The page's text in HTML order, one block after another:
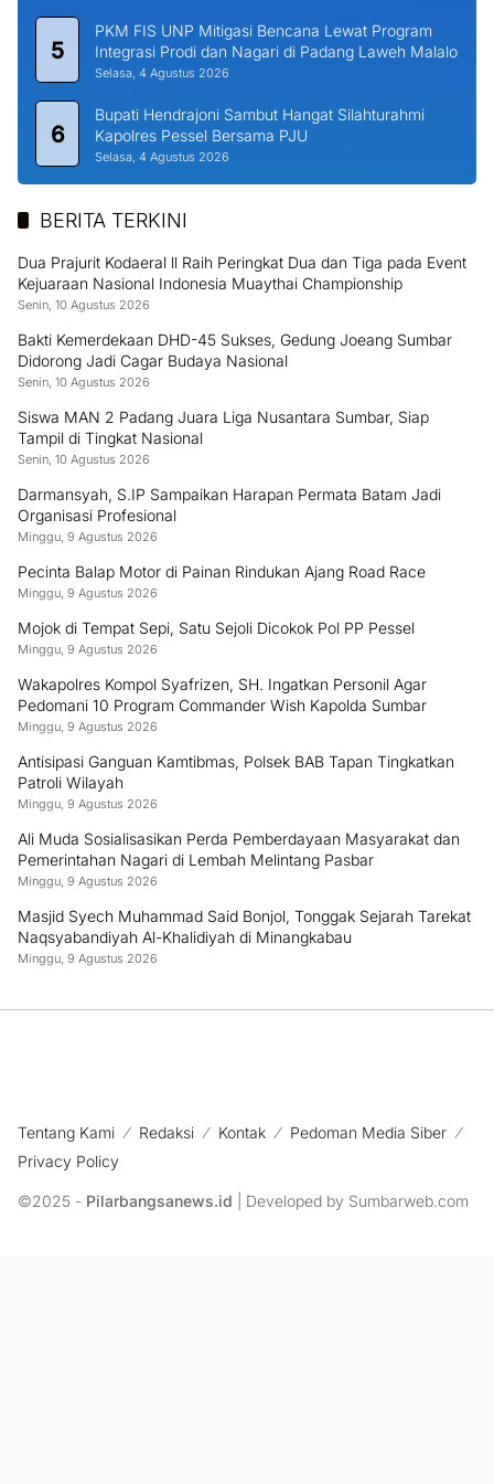
5
PKM FIS UNP Mitigasi Bencana Lewat Program
Integrasi Prodi dan Nagari di Padang Laweh Malalo
Selasa, 4 Agustus 2026
6
Bupati Hendrajoni Sambut Hangat Silahturahmi
Kapolres Pessel Bersama PJU
Selasa, 4 Agustus 2026
BERITA TERKINI
Dua Prajurit Kodaeral ll Raih Peringkat Dua dan Tiga pada Event
Kejuaraan Nasional Indonesia Muaythai Championship
Senin, 10 Agustus 2026
Bakti Kemerdekaan DHD-45 Sukses, Gedung Joeang Sumbar
Didorong Jadi Cagar Budaya Nasional
Senin, 10 Agustus 2026
Siswa MAN 2 Padang Juara Liga Nusantara Sumbar, Siap
Tampil di Tingkat Nasional
Senin, 10 Agustus 2026
Darmansyah, S.IP Sampaikan Harapan Permata Batam Jadi
Organisasi Profesional
Minggu, 9 Agustus 2026
Pecinta Balap Motor di Painan Rindukan Ajang Road Race
Minggu, 9 Agustus 2026
Mojok di Tempat Sepi, Satu Sejoli Dicokok Pol PP Pessel
Minggu, 9 Agustus 2026
Wakapolres Kompol Syafrizen, SH. Ingatkan Personil Agar
Pedomani 10 Program Commander Wish Kapolda Sumbar
Minggu, 9 Agustus 2026
Antisipasi Ganguan Kamtibmas, Polsek BAB Tapan Tingkatkan
Patroli Wilayah
Minggu, 9 Agustus 2026
Ali Muda Sosialisasikan Perda Pemberdayaan Masyarakat dan
Pemerintahan Nagari di Lembah Melintang Pasbar
Minggu, 9 Agustus 2026
Masjid Syech Muhammad Said Bonjol, Tonggak Sejarah Tarekat
Naqsyabandiyah Al-Khalidiyah di Minangkabau
Minggu, 9 Agustus 2026
Tentang Kami Redaksi Kontak
Pedoman Media Siber
Privacy Policy
©2025 - Pilarbangsanews.id | Developed by Sumbarweb.com